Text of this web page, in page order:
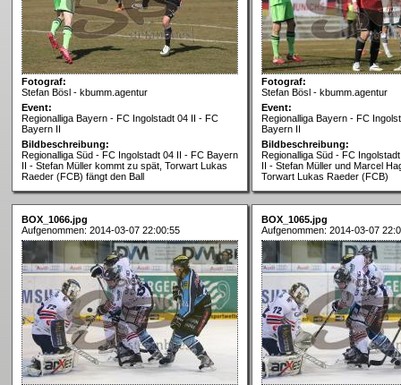
Fotograf:
Stefan Bösl - kbumm.agentur
Event:
Regionalliga Bayern - FC Ingolstadt 04 II - FC
Bayern II
Bildbeschreibung:
Regionalliga Süd - FC Ingolstadt 04 II - FC Bayern
II - Stefan Müller kommt zu spät, Torwart Lukas
Raeder (FCB) fängt den Ball
Fotograf:
Stefan Bösl - kbumm.agentur
Event:
Regionalliga Bayern - FC
Bayern II
Bildbeschreibung:
Regionalliga Süd - FC
II - Stefan Müller und Marcel
Torwart Lukas Raeder (FCB)
BOX_1066.jpg
Aufgenommen: 2014-03-07 22:00:55
BOX_1065.jpg
Aufgenommen: 2014-03-07